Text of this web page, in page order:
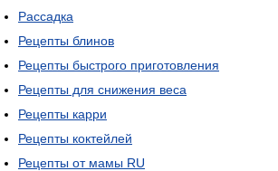
Рассадка
Рецепты блинов
Рецепты быстрого приготовления
Рецепты для снижения веса
Рецепты карри
Рецепты коктейлей
Рецепты от мамы RU